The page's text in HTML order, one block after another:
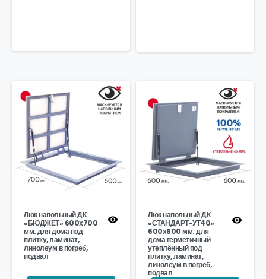
Люк напольный ДК
«БЮДЖЕТ» 600х700
мм. для дома под
плитку, ламинат,
линолеум в погреб,
подвал
Люк напольный ДК
«СТАНДАРТ-УТ40»
600х600 мм. для
дома герметичный
утеплённый под
плитку, ламинат,
линолеум в погреб,
подвал